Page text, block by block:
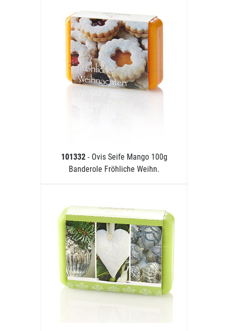
101332 - Ovis Seife Mango 100g
Banderole Fröhliche Weihn.